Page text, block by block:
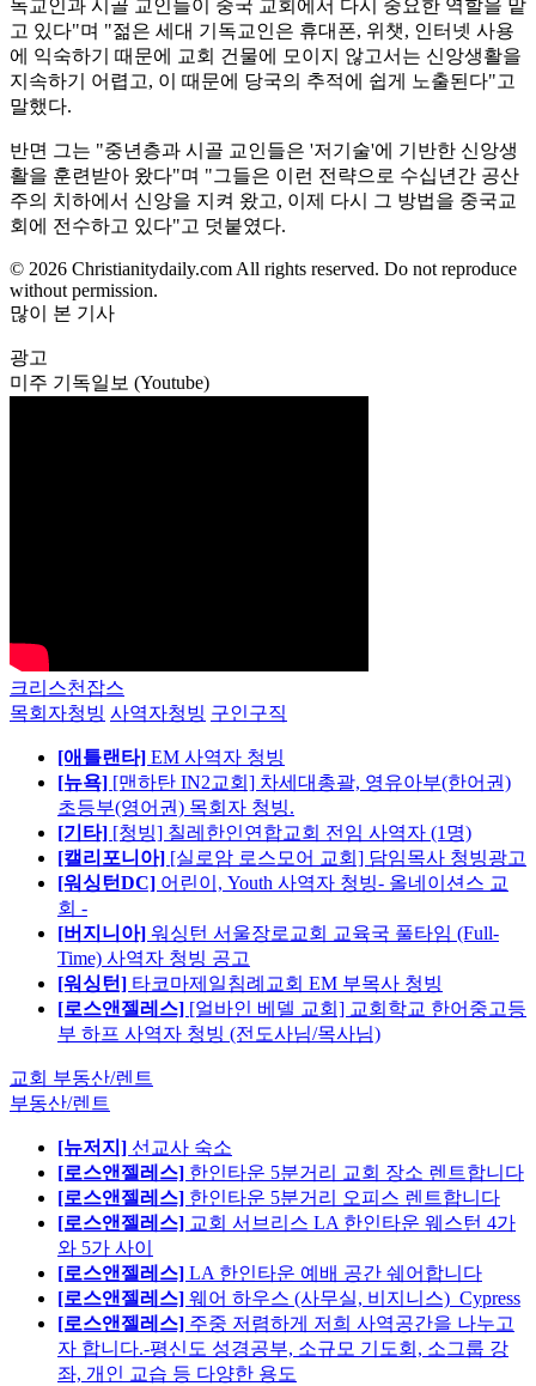
독교인과 시골 교인들이 중국 교회에서 다시 중요한 역할을 맡
고 있다"며 "젊은 세대 기독교인은 휴대폰, 위챗, 인터넷 사용
에 익숙하기 때문에 교회 건물에 모이지 않고서는 신앙생활을
지속하기 어렵고, 이 때문에 당국의 추적에 쉽게 노출된다"고
말했다.
반면 그는 "중년층과 시골 교인들은 '저기술'에 기반한 신앙생
활을 훈련받아 왔다"며 "그들은 이런 전략으로 수십년간 공산
주의 치하에서 신앙을 지켜 왔고, 이제 다시 그 방법을 중국교
회에 전수하고 있다"고 덧붙였다.
© 2026 Christianitydaily.com All rights reserved. Do not reproduce
without permission.
많이 본 기사
광고
미주 기독일보 (Youtube)
크리스천잡스
목회자청빙 사역자청빙 구인구직
[애틀랜타] EM 사역자 청빙
[뉴욕] [맨하탄 IN2교회] 차세대총괄, 영유아부(한어권)
초등부(영어권) 목회자 청빙.
[기타] [청빙] 칠레한인연합교회 전임 사역자 (1명)
[캘리포니아] [실로암 로스모어 교회] 담임목사 청빙광고
[워싱턴DC] 어린이, Youth 사역자 청빙- 올네이션스 교
회 -
[버지니아] 워싱턴 서울장로교회 교육국 풀타임 (Full-
Time) 사역자 청빙 공고
[워싱턴] 타코마제일침례교회 EM 부목사 청빙
[로스앤젤레스] [얼바인 베델 교회] 교회학교 한어중고등
부 하프 사역자 청빙 (전도사님/목사님)
교회 부동산/렌트
부동산/렌트
[뉴저지] 선교사 숙소
[로스앤젤레스] 한인타운 5분거리 교회 장소 렌트합니다
[로스앤젤레스] 한인타운 5분거리 오피스 렌트합니다
[로스앤젤레스] 교회 서브리스 LA 한인타운 웨스턴 4가
와 5가 사이
[로스앤젤레스] LA 한인타운 예배 공간 쉐어합니다
[로스앤젤레스] 웨어 하우스 (사무실, 비지니스)_Cypress
[로스앤젤레스] 주중 저렴하게 저희 사역공간을 나누고
자 합니다.-평신도 성경공부, 소규모 기도회, 소그룹 강
좌, 개인 교습 등 다양한 용도